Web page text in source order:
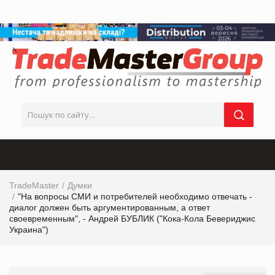
TradeMaster
Думки
"На вопросы СМИ и потребителей необходимо отвечать -
диалог должен быть аргументированным, а ответ
своевременным", - Андрей БУБЛИК ("Кока-Кола Бевериджис
Украина")